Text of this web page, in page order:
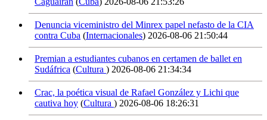
Denuncia viceministro del Minrex papel nefasto de la CIA
contra Cuba (Internacionales) 2026-08-06 21:50:44
Premian a estudiantes cubanos en certamen de ballet en
Sudáfrica (Cultura ) 2026-08-06 21:34:34
Crac, la poética visual de Rafael González y Lichi que
cautiva hoy (Cultura ) 2026-08-06 18:26:31